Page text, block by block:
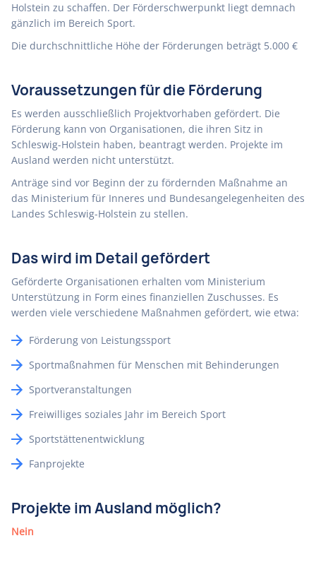
Holstein zu schaffen. Der Förderschwerpunkt liegt demnach
gänzlich im Bereich Sport.
Die durchschnittliche Höhe der Förderungen beträgt 5.000 €
Voraussetzungen für die Förderung
Es werden ausschließlich Projektvorhaben gefördert. Die
Förderung kann von Organisationen, die ihren Sitz in
Schleswig-Holstein haben, beantragt werden. Projekte im
Ausland werden nicht unterstützt.
Anträge sind vor Beginn der zu fördernden Maßnahme an
das Ministerium für Inneres und Bundesangelegenheiten des
Landes Schleswig-Holstein zu stellen.
Das wird im Detail gefördert
Geförderte Organisationen erhalten vom Ministerium
Unterstützung in Form eines finanziellen Zuschusses. Es
werden viele verschiedene Maßnahmen gefördert, wie etwa:
Förderung von Leistungssport
Sportmaßnahmen für Menschen mit Behinderungen
Sportveranstaltungen
Freiwilliges soziales Jahr im Bereich Sport
Sportstättenentwicklung
Fanprojekte
Projekte im Ausland möglich?
Nein